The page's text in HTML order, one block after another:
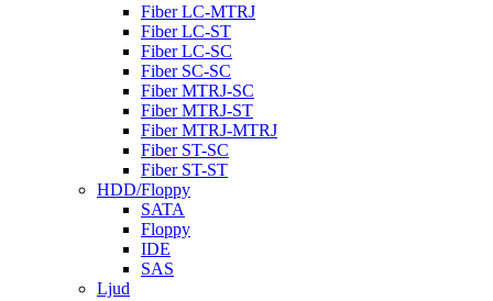
Fiber LC-MTRJ
Fiber LC-ST
Fiber LC-SC
Fiber SC-SC
Fiber MTRJ-SC
Fiber MTRJ-ST
Fiber MTRJ-MTRJ
Fiber ST-SC
Fiber ST-ST
HDD/Floppy
SATA
Floppy
IDE
SAS
Ljud